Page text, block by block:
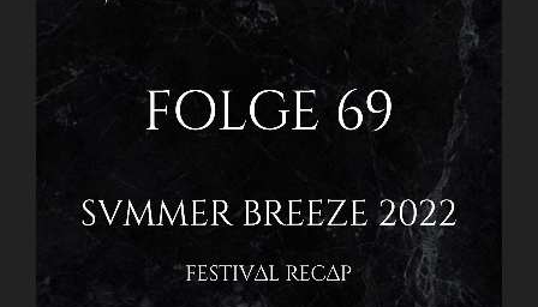
Zwiebel
i41“